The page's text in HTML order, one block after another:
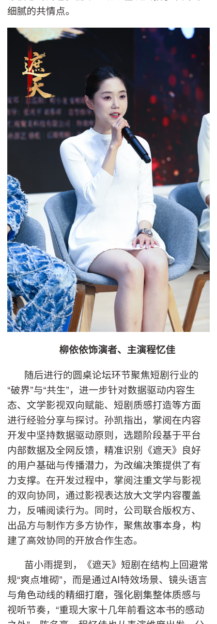
细腻的共情点。
柳依依饰演者、主演程忆佳
随后进行的圆桌论坛环节聚焦短剧行业的
“破界”与“共生”，进一步针对数据驱动内容生
态、文学影视双向赋能、短剧质感打造等方面
进行经验分享与探讨。孙凯指出，掌阅在内容
开发中坚持数据驱动原则，选题阶段基于平台
内部数据及全网反馈，精准识别《遮天》良好
的用户基础与传播潜力，为改编决策提供了有
力支撑。在开发过程中，掌阅注重文学与影视
的双向协同，通过影视表达放大文学内容覆盖
力，反哺阅读行为。同时，公司联合版权方、
出品方与制作方多方协作，聚焦故事本身，构
建了高效协同的开放合作生态。
苗小雨提到，《遮天》短剧在结构上回避常
规“爽点堆砌”，而是通过AI特效场景、镜头语言
与角色动线的精细打磨，强化剧集整体质感与
视听节奏，“重现大家十几年前看这本书的感动